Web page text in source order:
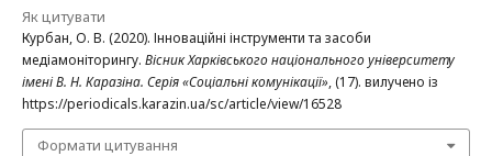
Як цитувати
Курбан, О. В. (2020). Інноваційні інструменти та засоби
медіамоніторингу. Вісник Харківського національного університету
імені В. Н. Каразіна. Серія «Соціальні комунікації», (17). вилучено із
https://periodicals.karazin.ua/sc/article/view/16528
Формати цитування